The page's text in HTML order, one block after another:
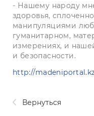
- Нашему народу
здоровья,
манипуляциями
гуманитарном,
измерениях, и
и безопасности.
http://
Вернуться